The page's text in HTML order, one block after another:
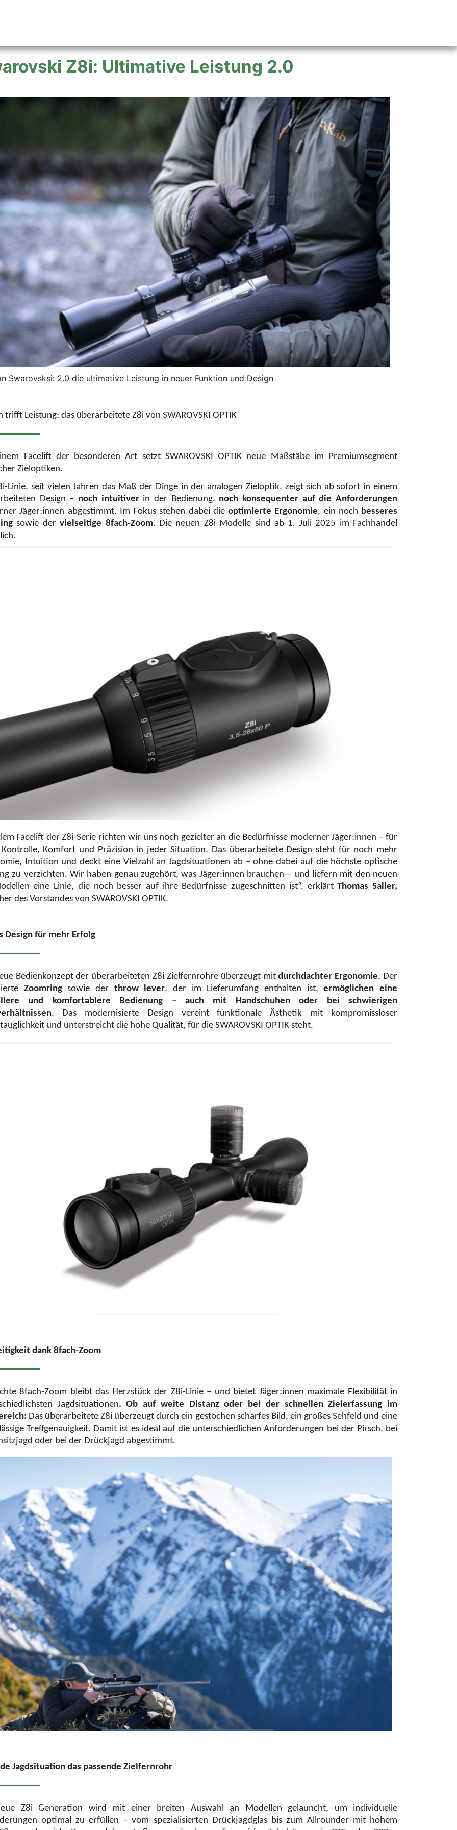
Z8i: Ultimative Leistung 2.0
Swarovsksi: 2.0 die ultimative Leistung in neuer Funktion und Design
trifft Leistung: das überarbeitete Z8i von SWAROVSKI OPTIK
Facelift der besonderen Art setzt SWAROVSKI OPTIK neue Maßstäbe im Premiumsegment
Zieloptiken.
Linie, seit vielen Jahren das Maß der Dinge in der analogen Zieloptik, zeigt sich ab sofort in einem
Design – noch intuitiverin der Bedienung, noch konsequenter auf die Anforderungen
Jäger:innen abgestimmt. Im Fokus stehen dabei die optimierte Ergonomie, ein noch besseres
sowie dervielseitige 8fach-Zoom. Die neuen Z8i Modelle sind ab 1. Juli 2025 im Fachhandel
Facelift der Z8i-Serie richten wir uns noch gezielter an die Bedürfnisse moderner Jäger:innen – für
Komfort und Präzision in jeder Situation. Das überarbeitete Design steht für noch mehr
Intuition und deckt eine Vielzahl an Jagdsituationen ab – ohne dabei auf die höchste optische
zu verzichten. Wir haben genau zugehört, was Jäger:innen brauchen – und liefern mit den neuen
eine Linie, die noch besser auf ihre Bedürfnisse zugeschnitten ist“, erklärtThomas Saller,
des Vorstandes von SWAROVSKI OPTIK.
Design für mehr Erfolg
Bedienkonzept der überarbeiteten Z8i Zielfernrohre überzeugt mitdurchdachter Ergonomie. Der
Zoomringsowie der throw lever, der im Lieferumfang enthalten ist,ermöglichen eine
und komfortablere Bedienung – auch mit Handschuhen oder bei schwierigen
. Das modernisierte Design vereint funktionale Ästhetik mit kompromissloser
und unterstreicht die hohe Qualität, für die SWAROVSKI OPTIK steht.
dank 8fach-Zoom
8fach-Zoom bleibt das Herzstück der Z8i-Linie – und bietet Jäger:innen maximale Flexibilität in
Jagdsituationen. Ob auf weite Distanz oder bei der schnellen Zielerfassung im
Das überarbeitete Z8i überzeugt durch ein gestochen scharfes Bild, ein großes Sehfeld und eine
Treffgenauigkeit. Damit ist es ideal auf die unterschiedlichen Anforderungen bei der Pirsch, bei
oder bei der Drückjagd abgestimmt.
Jagdsituation das passende Zielfernrohr
Z8i Generation wird mit einer breiten Auswahl an Modellen gelauncht, um individuelle
optimal zu erfüllen – vom spezialisierten Drückjagdglas bis zum Allrounder mit hohem